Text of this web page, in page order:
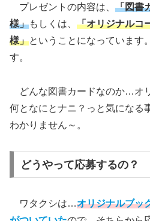
プレゼントの内容は、 「図書
様」もしくは、 「オリジナルコ
様」ということになっています
す。
どんな図書カードなのか…オ
何となにとナニ？っと気にな
わかりません～。
どうやって応募するの？
ワタクシは…オリジナルブッ